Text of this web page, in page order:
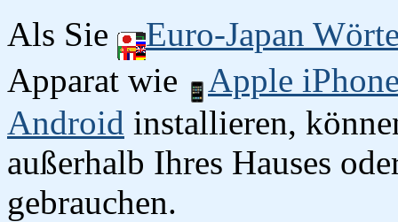
Als Sie
Euro-Japan
Apparat wie
Apple
Android installieren,
außerhalb Ihres Hauses
gebrauchen.